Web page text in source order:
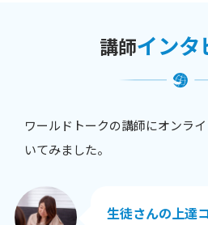
講師インタ
ワールドトークの講師にオンラ
いてみました。
生徒さんの上達